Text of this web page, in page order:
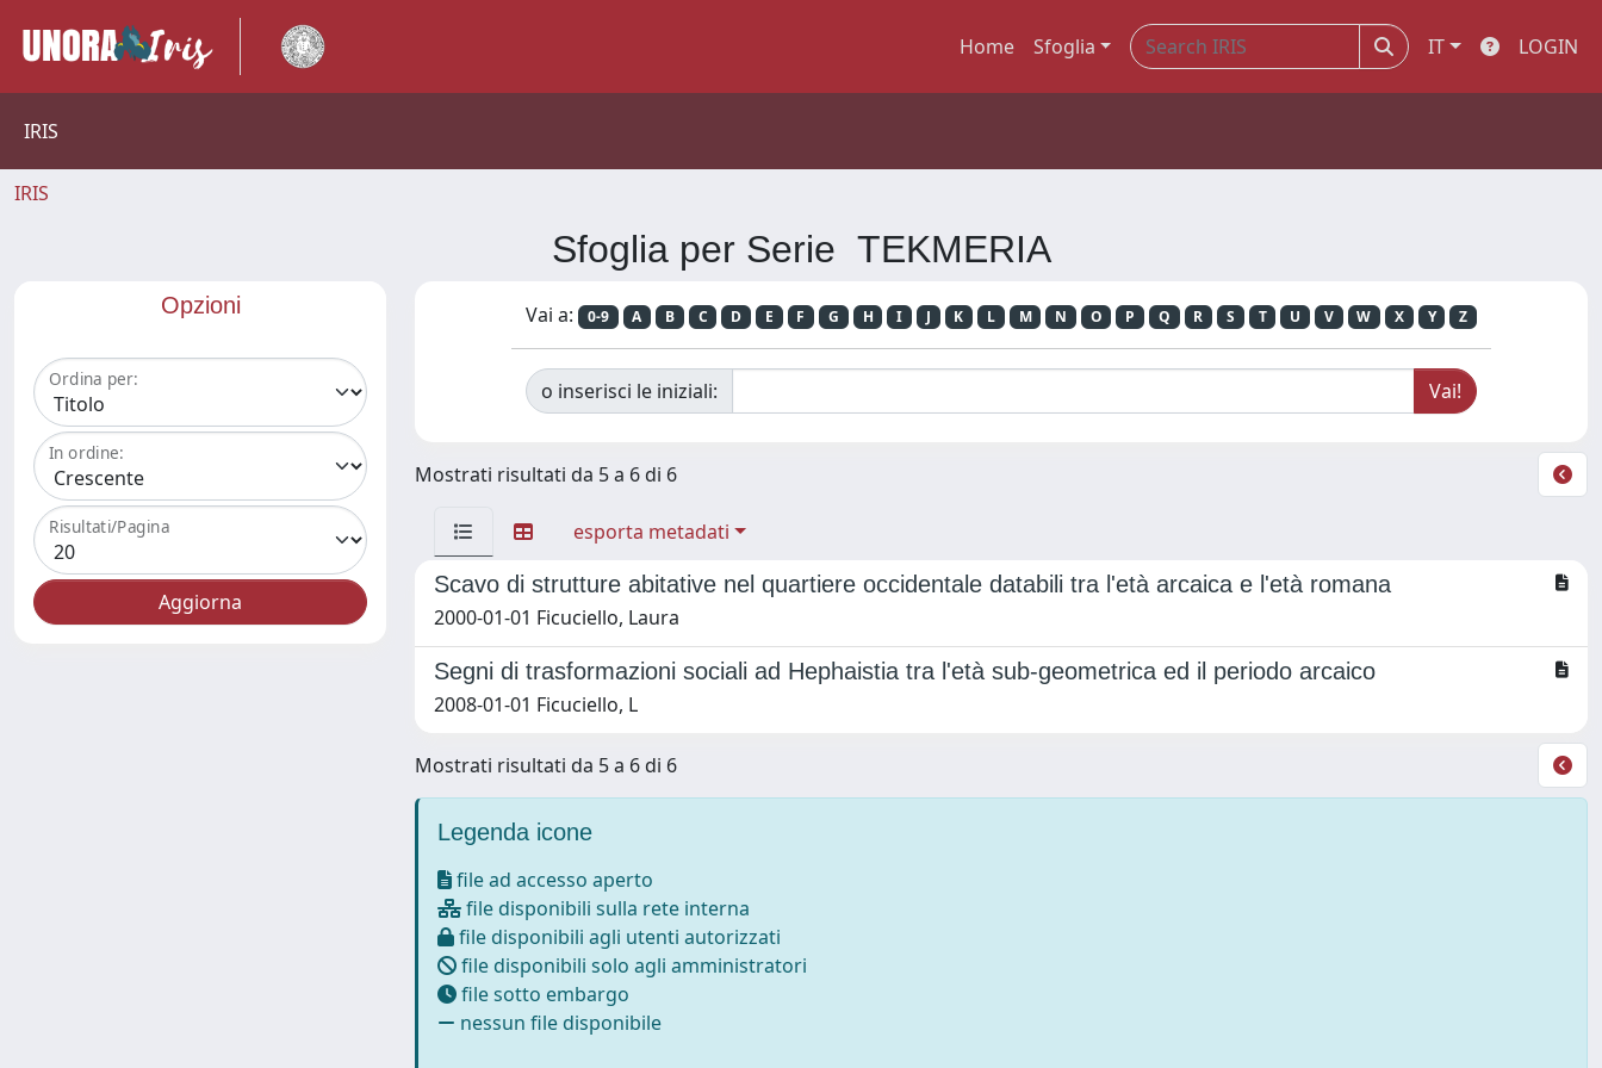
Home Sfoglia IT LOGIN
IRIS
IRIS
Sfoglia per Serie TEKMERIA
Opzioni
Ordina per:
In ordine:
Risultati/Pagina
Vai a: 0-9 A B C D E F G H I J K L M N O P Q R S T U V W X Y Z
o inserisci le iniziali:
Mostrati risultati da 5 a 6 di 6
esporta metadati
Scavo di strutture abitative nel quartiere occidentale databili tra l'età arcaica e l'età romana
2000-01-01 Ficuciello, Laura
Segni di trasformazioni sociali ad Hephaistia tra l'età sub-geometrica ed il periodo arcaico
2008-01-01 Ficuciello, L
Mostrati risultati da 5 a 6 di 6
Legenda icone
file ad accesso aperto
file disponibili sulla rete interna
file disponibili agli utenti autorizzati
file disponibili solo agli amministratori
file sotto embargo
nessun file disponibile